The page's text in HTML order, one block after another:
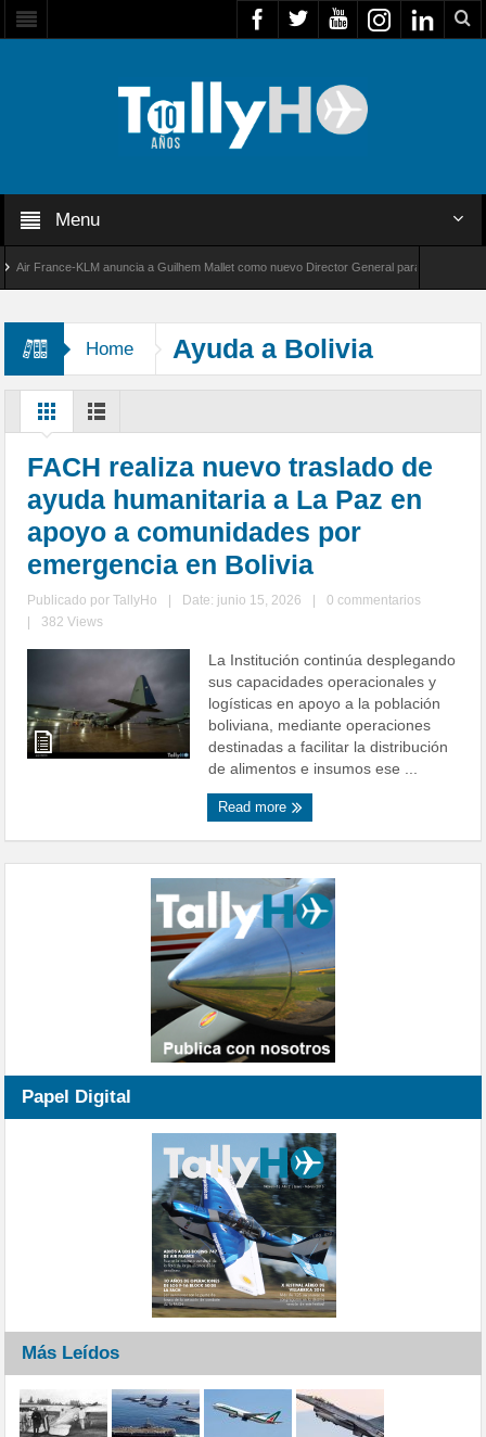
Menu
France-KLM anuncia a Guilhem Mallet como nuevo Director General para América Latina
Home Ayuda a Bolivia
FACH realiza nuevo traslado de
ayuda humanitaria a La Paz en
apoyo a comunidades por
emergencia en Bolivia
Publicado porTallyHo Date: junio 15, 2026
0 commentarios
382 Views
La Institución continúa desplegando
sus capacidades operacionales y
logísticas en apoyo a la población
boliviana, mediante operaciones
destinadas a facilitar la distribución
de alimentos e insumos ese ...
Read more
Papel Digital
Más Leídos